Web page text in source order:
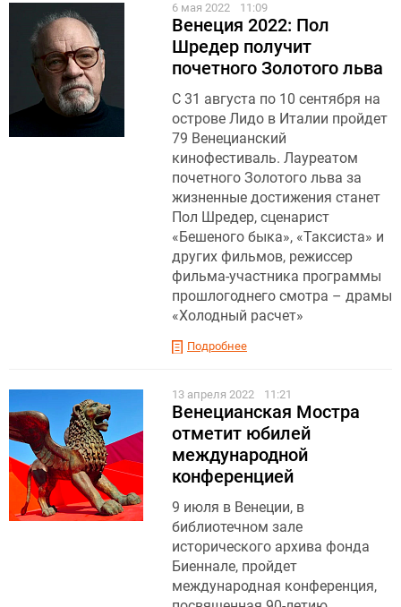
6 мая 2022 11:09
Венеция 2022: Пол
Шредер получит
почетного Золотого льва
С 31 августа по 10 сентября на
острове Лидо в Италии пройдет
79 Венецианский
кинофестиваль. Лауреатом
почетного Золотого льва за
жизненные достижения станет
Пол Шредер, сценарист
«Бешеного быка», «Таксиста» и
других фильмов, режиссер
фильма-участника программы
прошлогоднего смотра – драмы
«Холодный расчет»
Подробнее
13 апреля 2022 11:21
Венецианская Мостра
отметит юбилей
международной
конференцией
9 июля в Венеции, в
библиотечном зале
исторического архива фонда
Биеннале, пройдет
международная конференция,